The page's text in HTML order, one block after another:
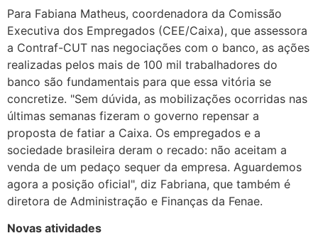
Para Fabiana Matheus, coordenadora da Comissão
Executiva dos Empregados (CEE/Caixa), que assessora
a Contraf-CUT nas negociações com o banco, as ações
realizadas pelos mais de 100 mil trabalhadores do
banco são fundamentais para que essa vitória se
concretize. "Sem dúvida, as mobilizações ocorridas nas
últimas semanas fizeram o governo repensar a
proposta de fatiar a Caixa. Os empregados e a
sociedade brasileira deram o recado: não aceitam a
venda de um pedaço sequer da empresa. Aguardemos
agora a posição oficial", diz Fabriana, que também é
diretora de Administração e Finanças da Fenae.
Novas atividades